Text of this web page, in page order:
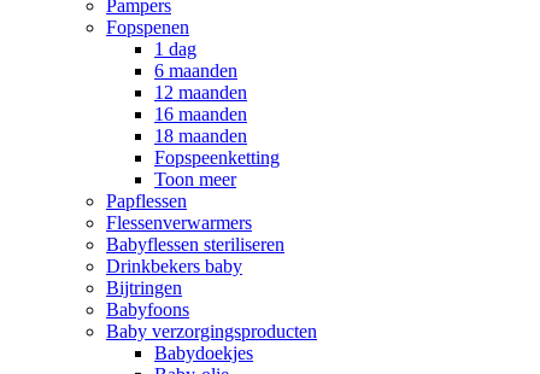
Pampers
Fopspenen
1 dag
6 maanden
12 maanden
16 maanden
18 maanden
Fopspeenketting
Toon meer
Papflessen
Flessenverwarmers
Babyflessen steriliseren
Drinkbekers baby
Bijtringen
Babyfoons
Baby verzorgingsproducten
Babydoekjes